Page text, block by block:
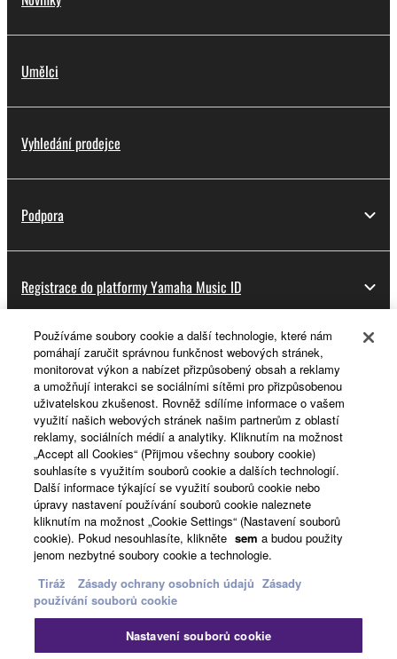
Umělci
Vyhledání prodejce
Podpora
Registrace do platformy Yamaha Music ID
O Yamaze
Česká republika a Slovensko - Czech
Business
Kontaktujte násPodmínky užití
Zásady ochrany osobních údajů
Používáme soubory cookie a další technologie, které nám
pomáhají zaručit správnou funkčnost webových stránek,
monitorovat výkon a nabízet přizpůsobený obsah a reklamy
a umožňují interakci se sociálními sítěmi pro přizpůsobenou
uživatelskou zkušenost. Rovněž sdílíme informace o vašem
využití našich webových stránek našim partnerům z oblastí
reklamy, sociálních médií a analytiky. Kliknutím na možnost
„Accept all Cookies“ (Přijmou všechny soubory cookie)
souhlasíte s využitím souborů cookie a dalších technologií.
Další informace týkající se využití souborů cookie nebo
úpravy nastavení používání souborů cookie naleznete
kliknutím na možnost „Cookie Settings“ (Nastavení souborů
cookie). Pokud nesouhlasíte, klikněte sem a budou použity
jenom nezbytné soubory cookie a technologie.
Tiráž
Zásady ochrany osobních údajů Zásady
používání souborů cookie
Nastavení souborů cookie